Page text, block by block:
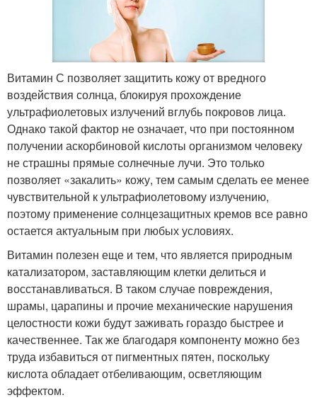
Витамин С позволяет защитить кожу от вредного
воздействия солнца, блокируя прохождение
ультрафиолетовых излучений вглубь покровов лица.
Однако такой фактор не означает, что при постоянном
получении аскорбиновой кислоты организмом человеку
не страшны прямые солнечные лучи. Это только
позволяет «закалить» кожу, тем самым сделать ее менее
чувствительной к ультрафиолетовому излучению,
поэтому применение солнцезащитных кремов все равно
остается актуальным при любых условиях.
Витамин полезен еще и тем, что является природным
катализатором, заставляющим клетки делиться и
восстанавливаться. В таком случае повреждения,
шрамы, царапины и прочие механические нарушения
целостности кожи будут заживать гораздо быстрее и
качественнее. Так же благодаря компоненту можно без
труда избавиться от пигментных пятен, поскольку
кислота обладает отбеливающим, осветляющим
эффектом.